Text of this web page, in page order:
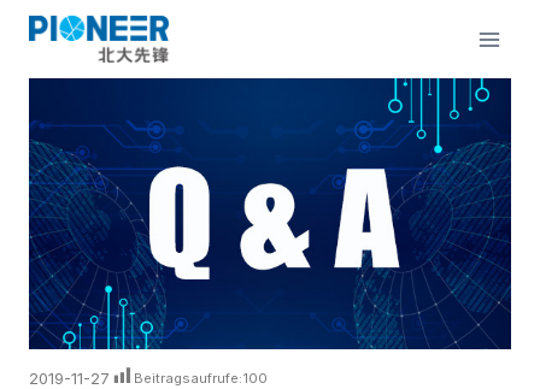
Zum
Inhalt
2019-11-27 Beitragsaufrufe:100